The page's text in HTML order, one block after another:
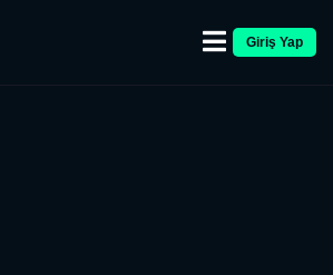
Giriş Yap